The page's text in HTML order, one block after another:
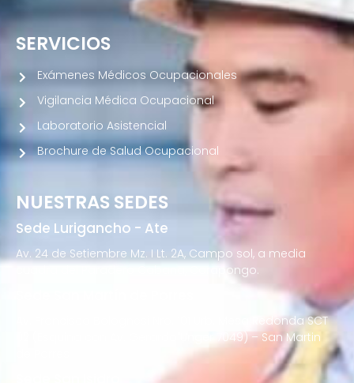
NUESTRAS SEDES
Sede Lurigancho - Ate
Av. 24 de Setiembre Mz. I Lt. 2A, Campo sol, a media
cuadra del Paradero Cabana, Carapongo.
Av. Francisco Bolognesi Nro. 101 Urb. Mesa Redonda SCT
02 (Esquina con Av. Gerardo Unger 7049) – San Martin
SERVICIOS
Exámenes Médicos Ocupacionales
Vigilancia Médica Ocupacional
Laboratorio Asistencial
Brochure de Salud Ocupacional